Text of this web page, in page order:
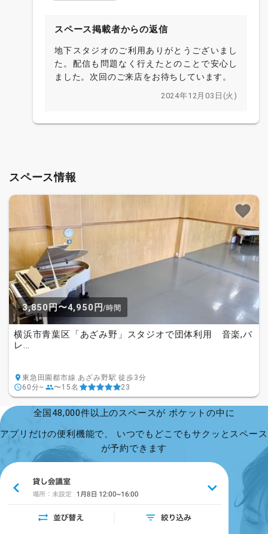
スペース情報
3,850円〜4,950円/時間
横浜市青葉区「あざみ野」スタジオで団体利用 音楽,バ
レ...
東急田園都市線 あざみ野駅 徒歩3分
60分~
〜15名 23
スペース掲載者からの返信
地下スタジオのご利用ありがとうございまし
た。配信も問題なく行えたとのことで安心し
ました。次回のご来店をお待ちしています。
2024年12月03日(火)
全国48,000件以上のスペースが ポケットの中に
アプリだけの便利機能で、 いつでもどこでもサクッとスペース
が予約できます